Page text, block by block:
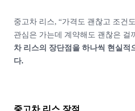
중고차 리스, “가격도 괜찮고 조건
관심은 가는데 계약해도 괜찮은 걸
차 리스의 장단점을 하나씩 현실적
다.
중고차 리스 장점